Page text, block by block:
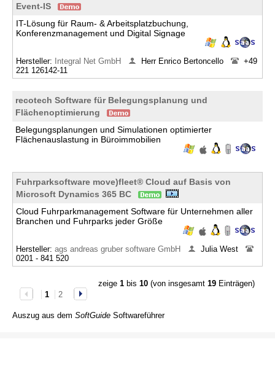
Event-IS
IT-Lösung für Raum- & Arbeitsplatzbuchung,
Konferenzmanagement und Digital Signage
Hersteller: Integral Net GmbH Herr Enrico Bertoncello
+49
221 126142-11
recotech Software für Belegungsplanung und
Flächenoptimierung
Belegungsplanungen und Simulationen optimierter
Flächenauslastung in Büroimmobilien
Fuhrparksoftware move)fleet® Cloud auf Basis von
Microsoft Dynamics 365 BC
Cloud Fuhrparkmanagement Software für Unternehmen aller
Branchen und Fuhrparks jeder Größe
Hersteller: ags andreas gruber software GmbH
Julia West
0201 - 841 520
zeige 1bis 10(von insgesamt 19Einträgen)
1
2
Auszug aus dem SoftGuide Softwareführer